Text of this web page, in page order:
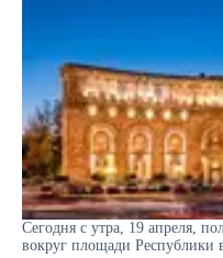
Сегодня с утра, 19 апреля,
вокруг площади Республики